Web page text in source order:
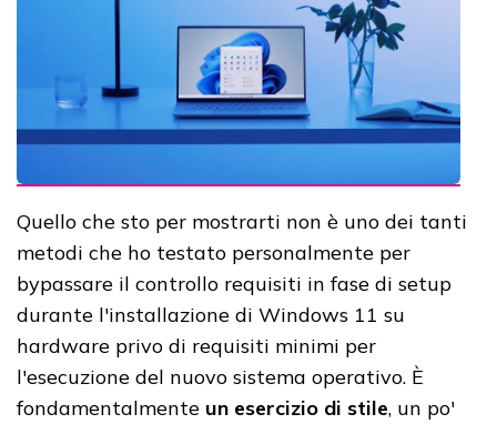
Quello che sto per mostrarti non è uno dei tanti
metodi che ho testato personalmente per
bypassare il controllo requisiti in fase di setup
durante l'installazione di Windows 11 su
hardware privo di requisiti minimi per
l'esecuzione del nuovo sistema operativo. È
fondamentalmente un esercizio di stile, un po'